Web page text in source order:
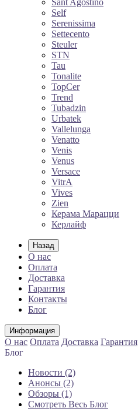
Sant Agostino
Self
Serenissima
Settecento
Steuler
STN
Tau
Tonalite
TopCer
Trend
Tubadzin
Urbatek
Vallelunga
Venatto
Venis
Venus
Versace
VitrA
Vives
Zien
Керама Марацци
Керлайф
Назад
О нас
Оплата
Доставка
Гарантия
Контакты
Блог
Информация
О нас Оплата Доставка Гарантия
Блог
Новости (2)
Анонсы (2)
Обзоры (1)
Смотреть Весь Блог